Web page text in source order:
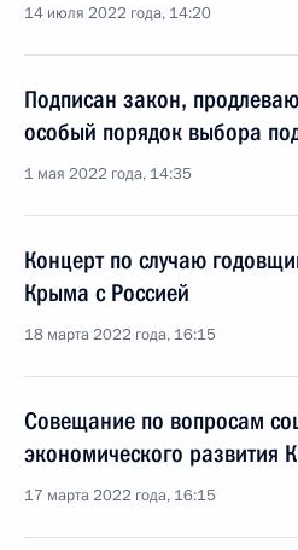
14 июля 2022 года, 14:20
Подписан закон,
особый порядок выбора
1 мая 2022 года, 14:35
Концерт по случаю
Крыма с Россией
18 марта 2022 года, 16:15
Совещание по вопросам
экономического развития
17 марта 2022 года, 16:15